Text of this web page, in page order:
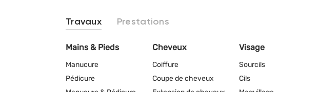
Travaux Prestations
Mains & Pieds
Manucure
Pédicure
Cheveux
Coiffure
Coupe de cheveux
Visage
Sourcils
Cils